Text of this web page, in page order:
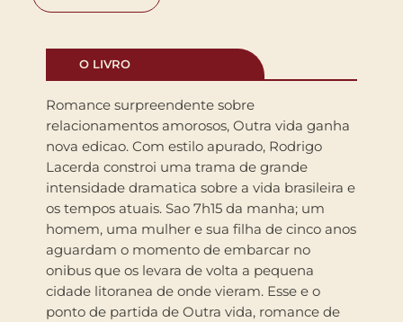
O LIVRO
Romance surpreendente sobre
relacionamentos amorosos, Outra vida ganha
nova edicao. Com estilo apurado, Rodrigo
Lacerda constroi uma trama de grande
intensidade dramatica sobre a vida brasileira e
os tempos atuais. Sao 7h15 da manha; um
homem, uma mulher e sua filha de cinco anos
aguardam o momento de embarcar no
onibus que os levara de volta a pequena
cidade litoranea de onde vieram. Esse e o
ponto de partida de Outra vida, romance de